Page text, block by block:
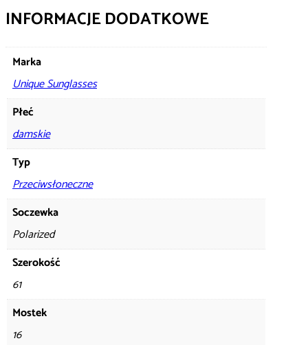
INFORMACJE DODATKOWE
Marka
Unique Sunglasses
Płeć
damskie
Typ
Przeciwsłoneczne
Soczewka
Polarized
Szerokość
61
Mostek
16